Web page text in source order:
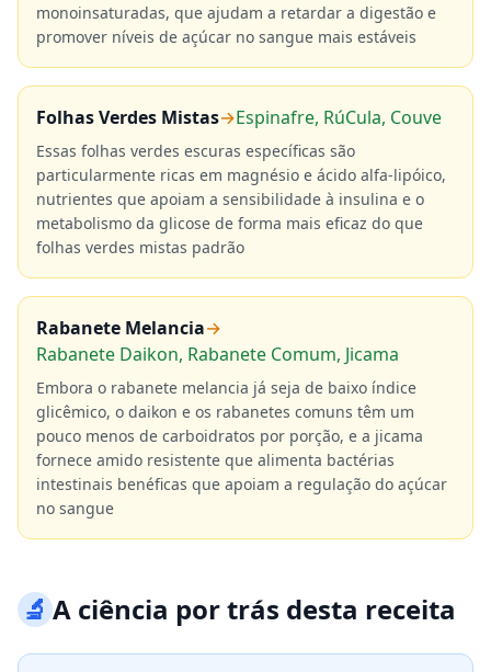
monoinsaturadas, que ajudam a retardar a digestão e
promover níveis de açúcar no sangue mais estáveis
Folhas Verdes Mistas→Espinafre, RúCula, Couve
Essas folhas verdes escuras específicas são
particularmente ricas em magnésio e ácido alfa-lipóico,
nutrientes que apoiam a sensibilidade à insulina e o
metabolismo da glicose de forma mais eficaz do que
folhas verdes mistas padrão
Rabanete Melancia→
Rabanete Daikon, Rabanete Comum, Jicama
Embora o rabanete melancia já seja de baixo índice
glicêmico, o daikon e os rabanetes comuns têm um
pouco menos de carboidratos por porção, e a jicama
fornece amido resistente que alimenta bactérias
intestinais benéficas que apoiam a regulação do açúcar
no sangue
🔬A ciência por trás desta receita